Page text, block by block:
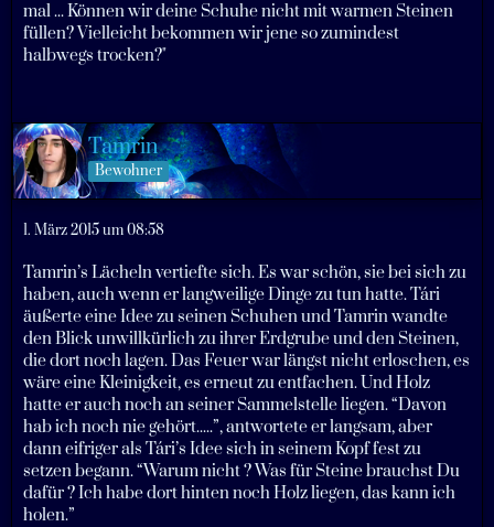
mal ... Können wir deine Schuhe nicht mit warmen Steinen
füllen? Vielleicht bekommen wir jene so zumindest
halbwegs trocken?"
Tamrin
Bewohner
1. März 2015 um 08:58
Tamrin’s Lächeln vertiefte sich. Es war schön, sie bei sich zu
haben, auch wenn er langweilige Dinge zu tun hatte. Tári
äußerte eine Idee zu seinen Schuhen und Tamrin wandte
den Blick unwillkürlich zu ihrer Erdgrube und den Steinen,
die dort noch lagen. Das Feuer war längst nicht erloschen, es
wäre eine Kleinigkeit, es erneut zu entfachen. Und Holz
hatte er auch noch an seiner Sammelstelle liegen. “Davon
hab ich noch nie gehört.....”, antwortete er langsam, aber
dann eifriger als Tári’s Idee sich in seinem Kopf fest zu
setzen begann. “Warum nicht ? Was für Steine brauchst Du
dafür ? Ich habe dort hinten noch Holz liegen, das kann ich
holen.”